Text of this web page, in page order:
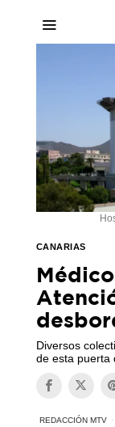
CANARIAS
Diversos
de esta puerta
REDACCIÓN MTV